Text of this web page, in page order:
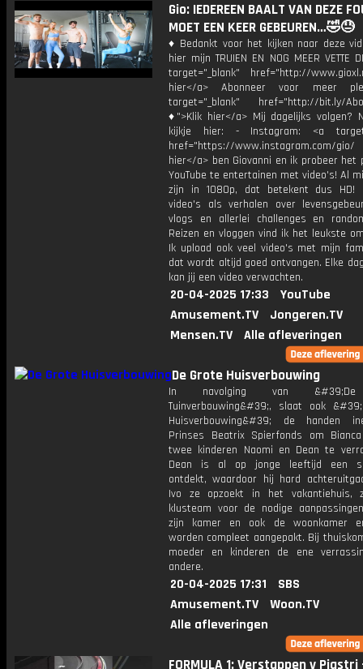
Gio: IEDEREEN BAALT VAN DEZE
MOET EEN KEER GEBEUREN…🤣😓
♦ Bedankt voor het kijken naar deze
hier mijn TRUIEN EN NOG MEER VETTE
target="_blank" href="http://
hier</a> Abonneer voor meer
target="_blank" href="http://bit.ly/
♦">Klik hier</a> Mij dagelijks volgen?
kijkje hier: - Instagram: <a
href="https://www.instagram.com/
hier</a> ben Giovanni en ik probeer het
YouTube te entertainen met video's! Al
zijn in 1080p, dat betekent dus HD!
video's als verhalen over
vlogs en allerlei challenges en
Reizen en vloggen vind ik het leukste
Ik upload ook veel video's met mijn
dat wordt altijd goed ontvangen. Elke
kan jij een video verwachten.
20-04-2025 17:33
YouTube
Amusement.TV
Jongeren.TV
Mensen.TV
Alle afleveringen
De Grote Huisverbouwing
In navolging van
Tuinverbouwing&#39;, slaat ook
Huisverbouwing&#39; de handen
Prinses Beatrix Spierfonds om
twee kinderen Naomi en Dean te
Dean is al op jonge leeftijd een
ontdekt, waardoor hij hard
Ivo ze opzoekt in het vakantiehuis,
klusteam voor de nodige
zijn kamer en ook de woonkamer
worden compleet aangepakt. Bij
moeder en kinderen de ene
andere.
20-04-2025 17:31
SBS
Amusement.TV
Woon.TV
Alle afleveringen
FORMULA 1: Verstappen v Piastri